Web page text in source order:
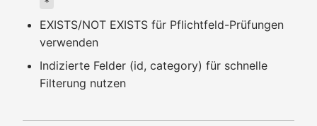
EXISTS/NOT EXISTS für Pflichtfeld-Prüfungen
verwenden
Indizierte Felder (id, category) für schnelle
Filterung nutzen